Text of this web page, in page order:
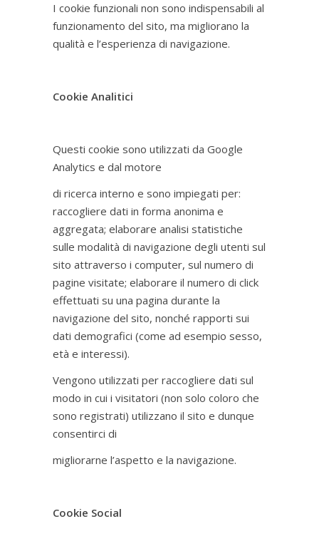
I cookie funzionali non sono indispensabili al
funzionamento del sito, ma migliorano la
qualità e l’esperienza di navigazione.
Cookie Analitici
Questi cookie sono utilizzati da Google
Analytics e dal motore
di ricerca interno e sono impiegati per:
raccogliere dati in forma anonima e
aggregata; elaborare analisi statistiche
sulle modalità di navigazione degli utenti sul
sito attraverso i computer, sul numero di
pagine visitate; elaborare il numero di click
effettuati su una pagina durante la
navigazione del sito, nonché rapporti sui
dati demografici (come ad esempio sesso,
età e interessi).
Vengono utilizzati per raccogliere dati sul
modo in cui i visitatori (non solo coloro che
sono registrati) utilizzano il sito e dunque
consentirci di
migliorarne l’aspetto e la navigazione.
Cookie Social